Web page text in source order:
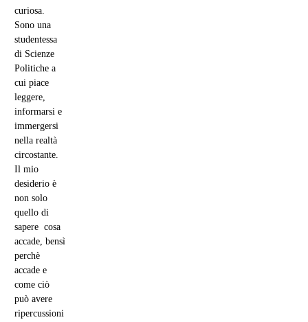
curiosa.
Sono una
studentessa
di Scienze
Politiche a
cui piace
leggere,
informarsi e
immergersi
nella realtà
circostante.
Il mio
desiderio è
non solo
quello di
sapere cosa
accade, bensì
perchè
accade e
come ciò
può avere
ripercussioni